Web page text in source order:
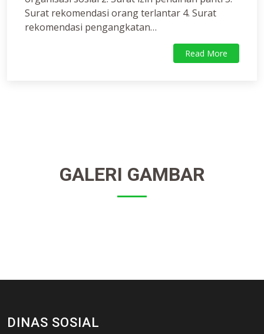
Surat rekomendasi orang terlantar 4. Surat
rekomendasi pengangkatan…
Read More
GALERI GAMBAR
DINAS SOSIAL